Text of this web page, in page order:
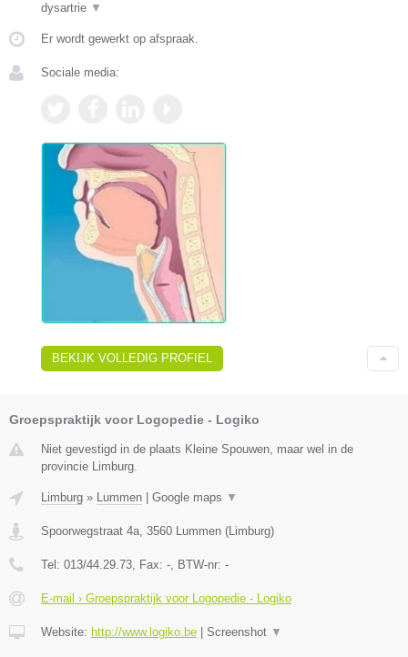
dysartrie ▼
Er wordt gewerkt op afspraak.
Sociale media:
BEKIJK VOLLEDIG PROFIEL
Groepspraktijk voor Logopedie - Logiko
Niet gevestigd in de plaats Kleine Spouwen, maar wel in de
provincie Limburg.
Limburg » Lummen Google maps ▼
Spoorwegstraat 4a, 3560 Lummen (Limburg)
Tel: 013/44.29.73, Fax: -, BTW-nr: -
E-mail › Groepspraktijk voor Logopedie - Logiko
Website: http://www.logiko.be Screenshot ▼